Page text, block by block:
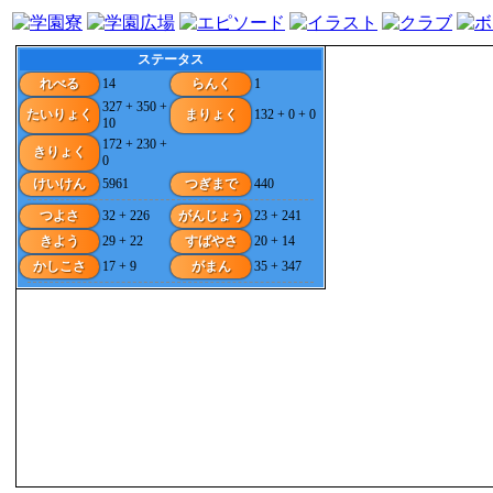
ステータス
れべる
14 らんく
1
たいりょく
327 + 350 +
10
まりょく 132 + 0 + 0
きりょく
172 + 230 +
0
けいけん
5961 つぎまで 440
つよさ 32 + 226 がんじょう
23 + 241
きよう
29 + 22 すばやさ
20 + 14
かしこさ
17 + 9 がまん 35 + 347